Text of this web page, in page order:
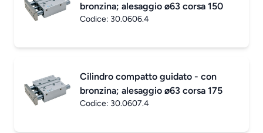
bronzina; alesaggio ø63 corsa 150
Codice: 30.0606.4
Cilindro compatto guidato - con
bronzina; alesaggio ø63 corsa 175
Codice: 30.0607.4